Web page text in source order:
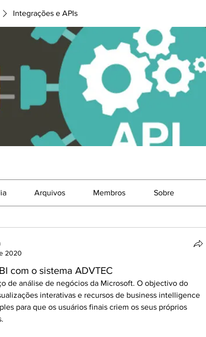
Integrações e APIs
Arquivos Membros Sobre
2020
com o sistema ADVTEC
de análise de negócios da Microsoft. O objectivo do
interativas e recursos de business intelligence
para que os usuários finais criem os seus próprios